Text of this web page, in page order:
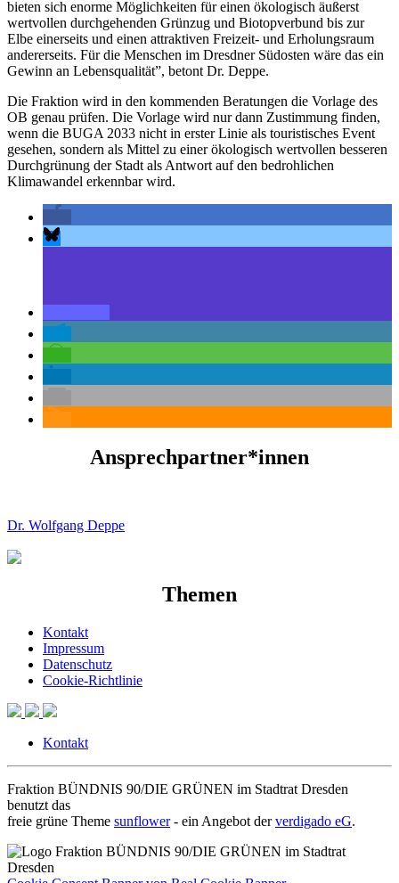
bieten sich enorme Möglichkeiten für einen ökologisch äußerst
wertvollen durchgehenden Grünzug und Biotopverbund bis zur
Elbe einerseits und einen attraktiven Freizeit- und Erholungsraum
andererseits. Für die Menschen im Dresdner Südosten wäre das ein
Gewinn an Lebensqualität”, betont Dr. Deppe.
Die Fraktion wird in den kommenden Beratungen die Vorlage des
OB genau prüfen. Die Vorlage wird nur dann Zustimmung finden,
wenn die BUGA 2033 nicht in erster Linie als touristisches Event
gesehen, sondern als Mittel zu einer ökologisch wertvollen besseren
Durchgrünung der Stadt als Antwort auf den bedrohlichen
Klimawandel erkennbar wird.
Ansprechpartner*innen
Dr. Wolfgang Deppe
Themen
Kontakt
Impressum
Datenschutz
Cookie-Richtlinie
Kontakt
Fraktion BÜNDNIS 90/DIE GRÜNEN im Stadtrat Dresden
benutzt das
freie grüne Theme sunflower‐ ein Angebot derverdigado eG.